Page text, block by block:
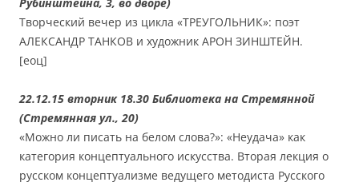
Творческий вечер из цикла «ТРЕУГОЛЬНИК»: поэт
АЛЕКСАНДР ТАНКОВ и художник АРОН ЗИНШТЕЙН.
[еоц]
22.12.15 вторник 18.30 Библиотека на Стремянной
(Стремянная ул., 20)
«Можно ли писать на белом слова?»: «Неудача» как
категория концептуального искусства. Вторая лекция о
русском концептуализме ведущего методиста Русского